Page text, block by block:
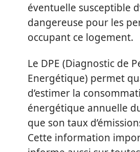
éventuelle susceptible
dangereuse pour les
occupant ce logement.
Le DPE (Diagnostic de
Energétique) permet
d’estimer la
énergétique annuelle
que son taux
Cette information